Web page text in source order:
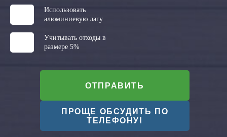
Использовать
алюминиевую лагу
Учитывать отходы в
размере 5%
ОТПРАВИТЬ
ПРОЩЕ ОБСУДИТЬ ПО
ТЕЛЕФОНУ!